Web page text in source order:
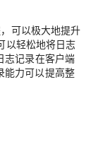
可以极大地提升
以轻松地将日志
志记录在客户端
能力可以提高整